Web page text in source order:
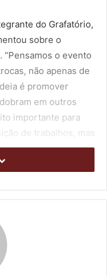
do Grafatório,
sobre o
o evento
não apenas de
é promover
em outros
importante para
de trabalhos, mas
destacou.
gratuitas,
São Paulo,
conteúdos
envolvendo
desdobramentos:
tipografia,